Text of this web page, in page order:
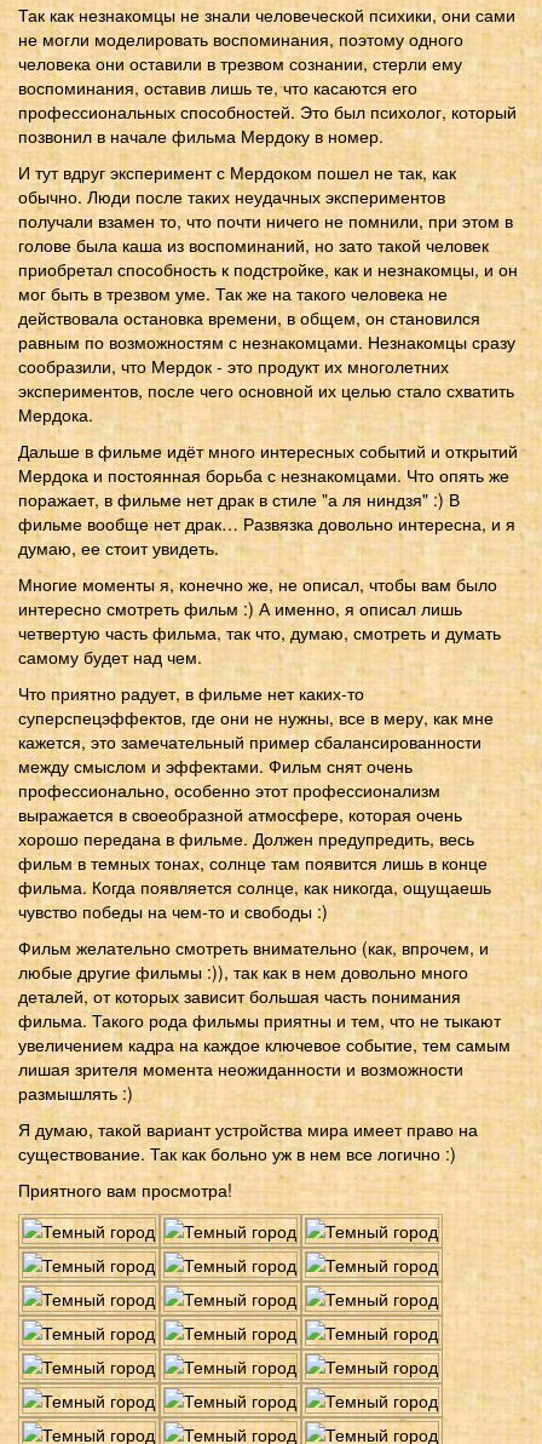
Так как незнакомцы не знали человеческой психики, они сами
не могли моделировать воспоминания, поэтому одного
человека они оставили в трезвом сознании, стерли ему
воспоминания, оставив лишь те, что касаются его
профессиональных способностей. Это был психолог, который
позвонил в начале фильма Мердоку в номер.
И тут вдруг эксперимент с Мердоком пошел не так, как
обычно. Люди после таких неудачных экспериментов
получали взамен то, что почти ничего не помнили, при этом в
голове была каша из воспоминаний, но зато такой человек
приобретал способность к подстройке, как и незнакомцы, и он
мог быть в трезвом уме. Так же на такого человека не
действовала остановка времени, в общем, он становился
равным по возможностям с незнакомцами. Незнакомцы сразу
сообразили, что Мердок - это продукт их многолетних
экспериментов, после чего основной их целью стало схватить
Мердока.
Дальше в фильме идёт много интересных событий и открытий
Мердока и постоянная борьба с незнакомцами. Что опять же
поражает, в фильме нет драк в стиле "а ля ниндзя" :) В
фильме вообще нет драк… Развязка довольно интересна, и я
думаю, ее стоит увидеть.
Многие моменты я, конечно же, не описал, чтобы вам было
интересно смотреть фильм :) А именно, я описал лишь
четвертую часть фильма, так что, думаю, смотреть и думать
самому будет над чем.
Что приятно радует, в фильме нет каких-то
суперспецэффектов, где они не нужны, все в меру, как мне
кажется, это замечательный пример сбалансированности
между смыслом и эффектами. Фильм снят очень
профессионально, особенно этот профессионализм
выражается в своеобразной атмосфере, которая очень
хорошо передана в фильме. Должен предупредить, весь
фильм в темных тонах, солнце там появится лишь в конце
фильма. Когда появляется солнце, как никогда, ощущаешь
чувство победы на чем-то и свободы :)
Фильм желательно смотреть внимательно (как, впрочем, и
любые другие фильмы :)), так как в нем довольно много
деталей, от которых зависит большая часть понимания
фильма. Такого рода фильмы приятны и тем, что не тыкают
увеличением кадра на каждое ключевое событие, тем самым
лишая зрителя момента неожиданности и возможности
размышлять :)
Я думаю, такой вариант устройства мира имеет право на
существование. Так как больно уж в нем все логично :)
Приятного вам просмотра!